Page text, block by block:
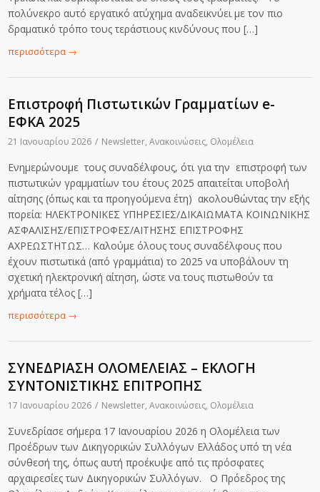
πολύνεκρο αυτό εργατικό ατύχημα αναδεικνύει με τον πιο
δραματικό τρόπο τους τεράστιους κινδύνους που […]
περισσότερα →
Επιστροφή Πιστωτικών Γραμματίων e-
ΕΦΚΑ 2025
21 Ιανουαρίου 2026 / Newsletter,Ανακοινώσεις, Ολομέλεια
Ενημερώνουμε τους συναδέλφους, ότι για την επιστροφή των
πιστωτικών γραμματίων του έτους 2025 απαιτείται υποβολή
αίτησης (όπως και τα προηγούμενα έτη) ακολουθώντας την εξής
πορεία: ΗΛΕΚΤΡΟΝΙΚΕΣ ΥΠΗΡΕΣΙΕΣ/ΔΙΚΑΙΩΜΑΤΑ ΚΟΙΝΩΝΙΚΗΣ
ΑΣΦΑΛΙΣΗΣ/ΕΠΙΣΤΡΟΦΕΣ/ΑΙΤΗΣΗΣ ΕΠΙΣΤΡΟΦΗΣ
ΑΧΡΕΩΣΤΗΤΩΣ… Καλούμε όλους τους συναδέλφους που
έχουν πιστωτικά (από γραμμάτια) το 2025 να υποβάλουν τη
σχετική ηλεκτρονική αίτηση, ώστε να τους πιστωθούν τα
χρήματα τέλος […]
περισσότερα →
ΣΥΝΕΔΡΙΑΣΗ ΟΛΟΜΕΛΕΙΑΣ – ΕΚΛΟΓΗ
ΣΥΝΤΟΝΙΣΤΙΚΗΣ ΕΠΙΤΡΟΠΗΣ
17 Ιανουαρίου 2026 / Newsletter,Ανακοινώσεις, Ολομέλεια
Συνεδρίασε σήμερα 17 Ιανουαρίου 2026 η Ολομέλεια των
Προέδρων των Δικηγορικών Συλλόγων Ελλάδος υπό τη νέα
σύνθεσή της, όπως αυτή προέκυψε από τις πρόσφατες
αρχαιρεσίες των Δικηγορικών Συλλόγων. Ο Πρόεδρος της